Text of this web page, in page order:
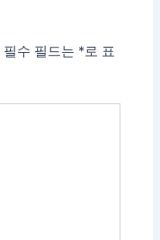
필수 필드는 *로 표